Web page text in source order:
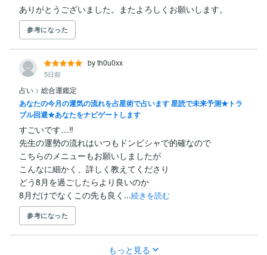
ありがとうございました。またよろしくお願いします。
参考になった
by th0u0xx
5日前
占い > 総合運鑑定
あなたの今月の運気の流れを占星術で占います 星読で未来予測★トラ
ブル回避★あなたをナビゲートします
すごいです…‼︎
先生の運勢の流れはいつもドンピシャで的確なので
こちらのメニューもお願いしましたが
こんなに細かく、詳しく教えてくださり
どう8月を過ごしたらより良いのか
8月だけでなくこの先も良く...続きを読む
参考になった
もっと見る